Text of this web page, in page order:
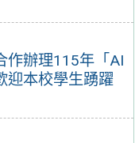
作辦理115年「AI
迎本校學生踴躍